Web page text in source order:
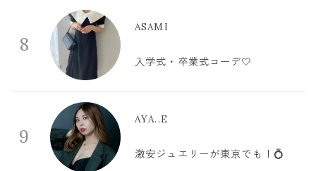
8
ASAMI
入学式・卒業式コーデ🤍
9
AYA..E
激安ジュエリーが東京でも！💍